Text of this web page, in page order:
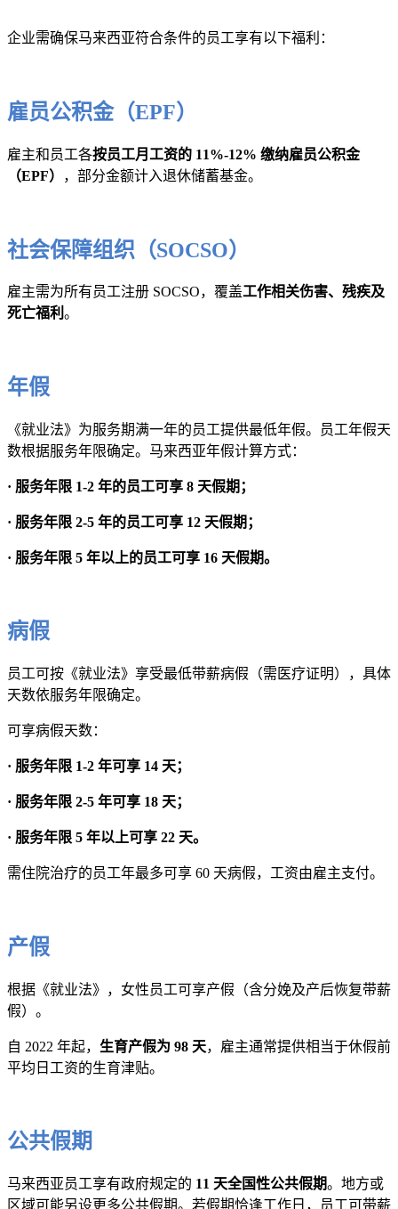
企业需确保马来西亚符合条件的员工享有以下福利：
雇员公积金（EPF）
雇主和员工各按员工月工资的 11%-12% 缴纳雇员公积金
（EPF）
，部分金额计入退休储蓄基金。
社会保障组织（SOCSO）
雇主需为所有员工注册 SOCSO，覆盖工作相关伤害、残疾及
死亡福利 。
年假
《就业法》为服务期满一年的员工提供最低年假。员工年假天
数根据服务年限确定。马来西亚年假计算方式：
· 服务年限 1-2 年的员工可享 8 天假期；
· 服务年限 2-5 年的员工可享 12 天假期；
· 服务年限 5 年以上的员工可享 16 天假期。
病假
员工可按《就业法》享受最低带薪病假（需医疗证明），具体
天数依服务年限确定。
可享病假天数：
· 服务年限 1-2 年可享 14 天；
· 服务年限 2-5 年可享 18 天；
· 服务年限 5 年以上可享 22 天。
需住院治疗的员工年最多可享 60 天病假，工资由雇主支付。
产假
根据《就业法》，女性员工可享产假（含分娩及产后恢复带薪
假）。
自 2022 年起， 生育产假为 98 天，雇主通常提供相当于休假前
平均日工资的生育津贴。
公共假期
马来西亚员工享有政府规定的 11 天全国性公共假期。地方或
区域可能另设更多公共假期。若假期恰逢工作日，员工可带薪